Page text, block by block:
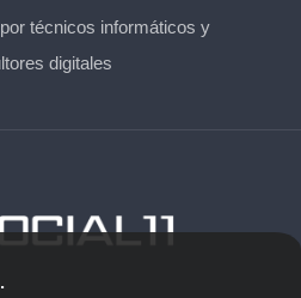
técnicos informáticos y
digitales